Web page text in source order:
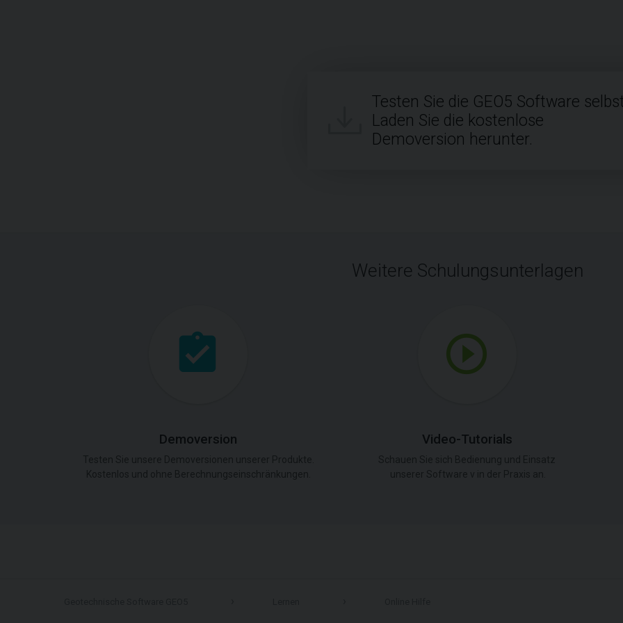
Testen Sie die GEO5 Software
Laden Sie die kostenlose
Demoversion herunter.
Weitere Schulungsunterlagen
Demoversion Video-Tutorials